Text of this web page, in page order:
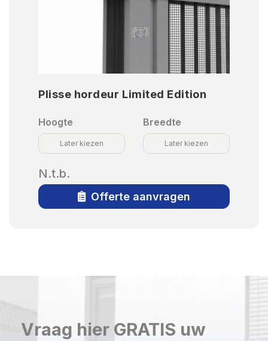
Plisse hordeur Limited Edition
Hoogte
Later kiezen
Breedte
Later kiezen
N.t.b.
Offerte aanvragen
Vraag hier GRATIS uw